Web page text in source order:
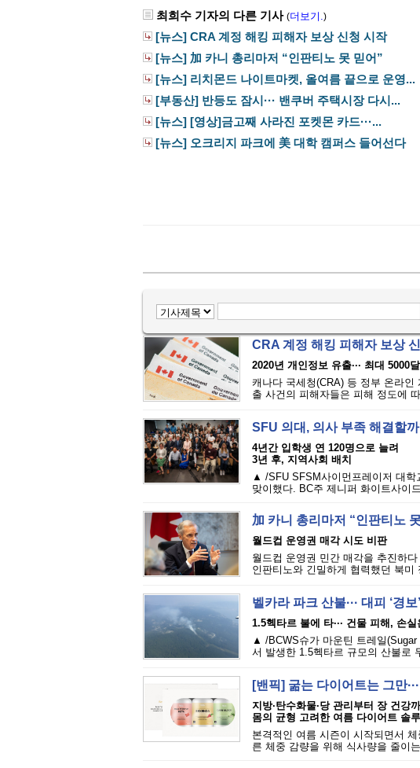
최희수 기자의 다른 기사 (더보기.)
[뉴스] CRA 계정 해킹 피해자 보상 신청 시작
[뉴스] 加 카니 총리마저 “인판티노 못 믿어”
[뉴스] 리치몬드 나이트마켓, 올여름 끝으로 운영...
[부동산] 반등도 잠시··· 밴쿠버 주택시장 다시...
[뉴스] [영상]금고째 사라진 포켓몬 카드···...
[뉴스] 오크리지 파크에 美 대학 캠퍼스 들어선다
CRA 계정 해킹 피해자 보상
2020년 개인정보 유출··· 최대 5000
캐나다 국세청(CRA) 등 정부 온라
출 사건의 피해자들은 피해 정도에
SFU 의대, 의사 부족 해결할
4년간 입학생 연 120명으로 늘려
3년 후, 지역사회 배치
▲ /SFU SFSM사이먼프레이저 대학
맞이했다. BC주 제니퍼 화이트사이
加 카니 총리마저 “인판티노
월드컵 운영권 매각 시도 비판
월드컵 운영권 민간 매각을 추진하
인판티노와 긴밀하게 협력했던 북
벨카라 파크 산불··· 대피 ‘경
1.5헥타르 불에 타··· 건물 피해, 손실
▲ /BCWS슈가 마운틴 트레일(Sugar
서 발생한 1.5헥타르 규모의 산불로
[밴픽] 굶는 다이어트는 그만
지방·탄수화물·당 관리부터 장 건강까
몸의 균형 고려한 여름 다이어트 솔
본격적인 여름 시즌이 시작되면서
른 체중 감량을 위해 식사량을 줄이